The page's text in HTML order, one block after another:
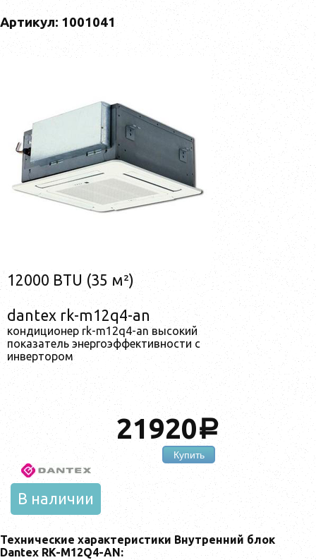
Артикул: 1001041
12000 BTU (35 м²)
dantex rk-m12q4-an
кондиционер rk-m12q4-an высокий
показатель энергоэффективности с
инвертором
21920a
Купить
В наличии
Технические характеристики Внутренний блок
Dantex RK-M12Q4-AN: